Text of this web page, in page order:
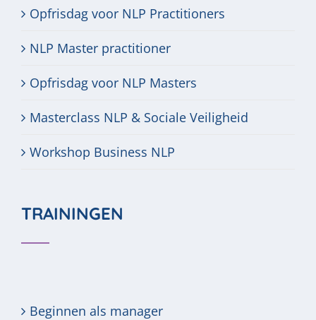
Opfrisdag voor NLP Practitioners
NLP Master practitioner
Opfrisdag voor NLP Masters
Masterclass NLP & Sociale Veiligheid
Workshop Business NLP
TRAININGEN
Beginnen als manager